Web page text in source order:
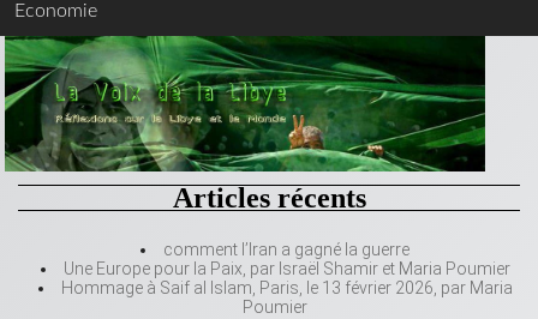
Economie
Articles récents
comment l’Iran a gagné la guerre
Une Europe pour la Paix, par Israël Shamir et Maria Poumier
Hommage à Saif al Islam, Paris, le 13 février 2026, par Maria
Poumier